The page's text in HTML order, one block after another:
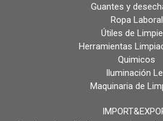
Guantes y
Ropa Laboral
Útiles de
Herramientas
Quimicos
Iluminación
Maquinaria de